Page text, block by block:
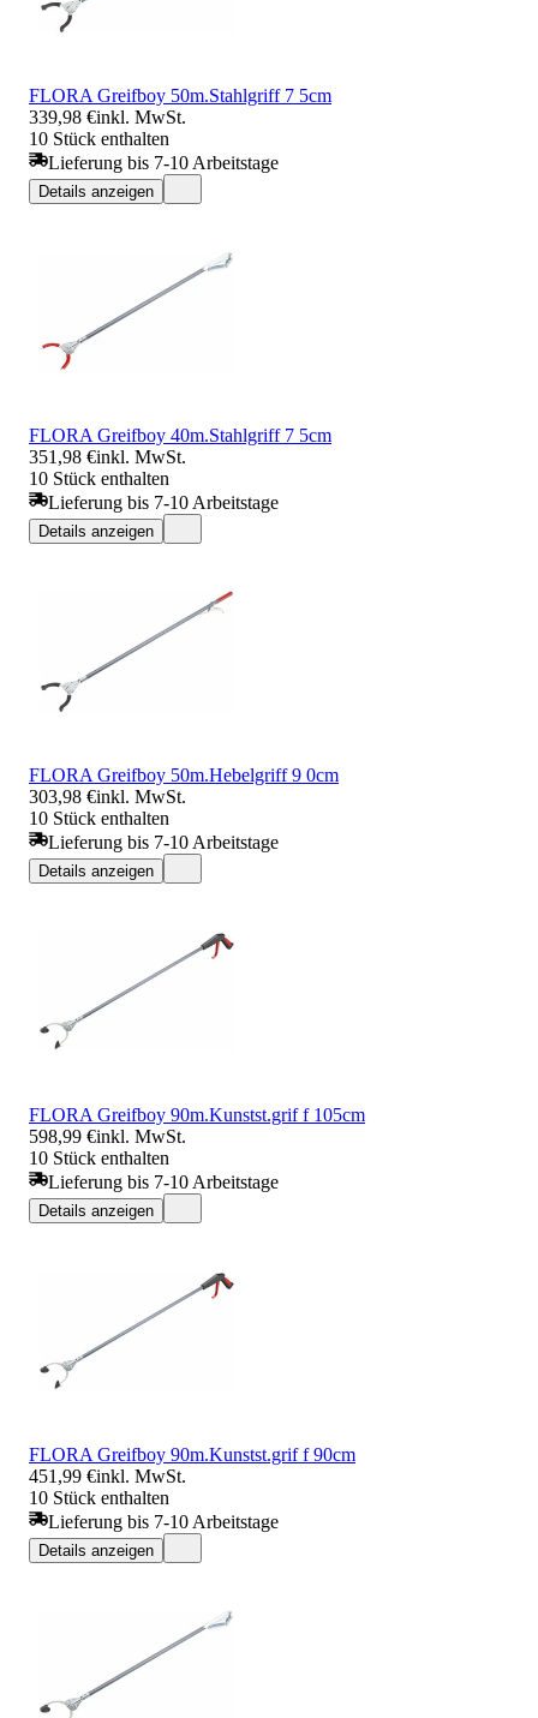
FLORA Greifboy 50m.Stahlgriff 7 5cm
339,98 €inkl. MwSt.
10 Stück enthalten
Lieferung bis 7-10 Arbeitstage
Details anzeigen
FLORA Greifboy 40m.Stahlgriff 7 5cm
351,98 €inkl. MwSt.
10 Stück enthalten
Lieferung bis 7-10 Arbeitstage
Details anzeigen
FLORA Greifboy 50m.Hebelgriff 9 0cm
303,98 €inkl. MwSt.
10 Stück enthalten
Lieferung bis 7-10 Arbeitstage
Details anzeigen
FLORA Greifboy 90m.Kunstst.grif f 105cm
598,99 €inkl. MwSt.
10 Stück enthalten
Lieferung bis 7-10 Arbeitstage
Details anzeigen
FLORA Greifboy 90m.Kunstst.grif f 90cm
451,99 €inkl. MwSt.
10 Stück enthalten
Lieferung bis 7-10 Arbeitstage
Details anzeigen